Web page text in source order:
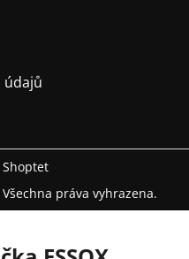
údajů
Všechna práva vyhrazena.